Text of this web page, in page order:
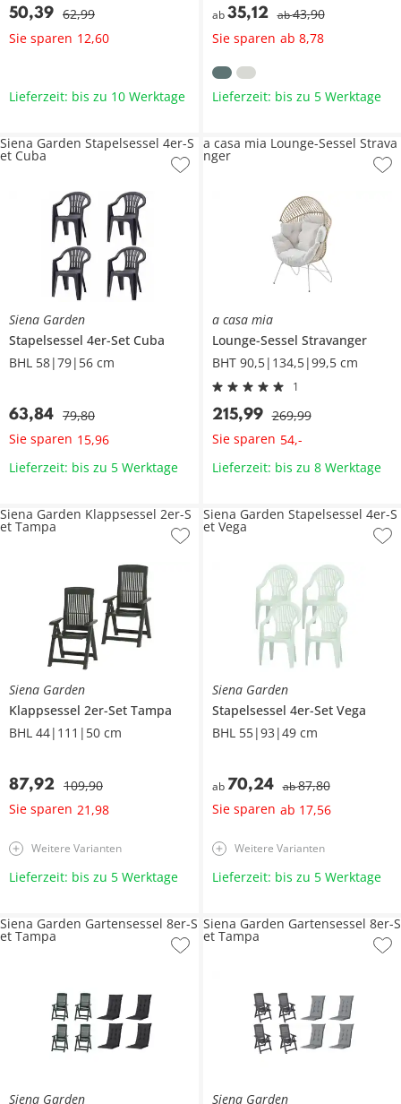
50,39 62,99
Sie sparen 12,60
Lieferzeit: bis zu 10 Werktage
ab 35,12 ab43,90
Sie sparen ab 8,78
Lieferzeit: bis zu 5 Werktage
Siena Garden
Stapelsessel 4er-Set Cuba
BHL 58|79|56 cm
63,84 79,80
Sie sparen 15,96
Siena Garden Stapelsessel 4er-S
et Cuba
Lieferzeit: bis zu 5 Werktage
a casa mia
Lounge-Sessel Stravanger
BHT 90,5|134,5|99,5 cm
1
215,99 269,99
Sie sparen 54,-
a casa mia Lounge-Sessel Strava
nger
Lieferzeit: bis zu 8 Werktage
Siena Garden
Klappsessel 2er-Set Tampa
BHL 44|111|50 cm
87,92 109,90
Sie sparen 21 ,98
Siena Garden Klappsessel 2er-S
et Tampa
Weitere Varianten
Lieferzeit: bis zu 5 Werktage
Siena Garden
Stapelsessel 4er-Set Vega
BHL 55|93|49 cm
ab 70,24 ab87,80
Sie sparen ab 17,56
Siena Garden Stapelsessel 4er-S
et Vega
Weitere Varianten
Lieferzeit: bis zu 5 Werktage
Siena Garden
Siena Garden Gartensessel 8er-S
et Tampa
Siena Garden
Siena Garden Gartensessel 8er-S
et Tampa